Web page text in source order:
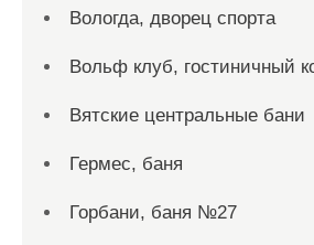
Вологда, дворец спорта
Вольф клуб, гостиничный
Вятские центральные бани
Гермес, баня
Горбани, баня №27